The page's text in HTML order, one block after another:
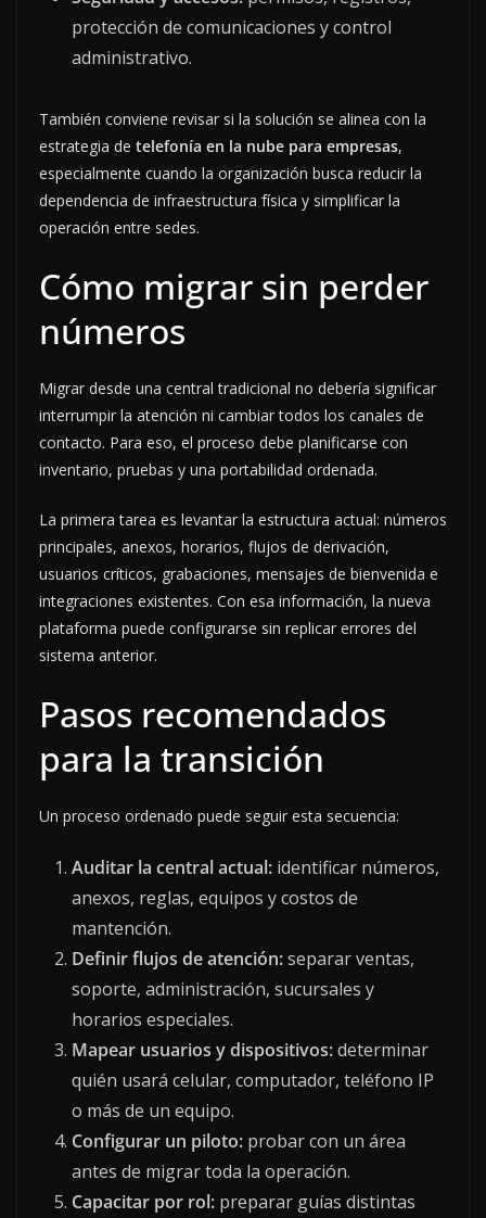
protección de comunicaciones y control
administrativo.
También conviene revisar si la solución se alinea con la
estrategia de telefonía en la nube para empresas,
especialmente cuando la organización busca reducir la
dependencia de infraestructura física y simplificar la
operación entre sedes.
Cómo migrar sin perder
números
Migrar desde una central tradicional no debería significar
interrumpir la atención ni cambiar todos los canales de
contacto. Para eso, el proceso debe planificarse con
inventario, pruebas y una portabilidad ordenada.
La primera tarea es levantar la estructura actual: números
principales, anexos, horarios, flujos de derivación,
usuarios críticos, grabaciones, mensajes de bienvenida e
integraciones existentes. Con esa información, la nueva
plataforma puede configurarse sin replicar errores del
sistema anterior.
Pasos recomendados
para la transición
Un proceso ordenado puede seguir esta secuencia:
Auditar la central actual: identificar números,
anexos, reglas, equipos y costos de
mantención.
Definir flujos de atención:separar ventas,
soporte, administración, sucursales y
horarios especiales.
Mapear usuarios y dispositivos:determinar
quién usará celular, computador, teléfono IP
o más de un equipo.
Configurar un piloto: probar con un área
antes de migrar toda la operación.
Capacitar por rol: preparar guías distintas